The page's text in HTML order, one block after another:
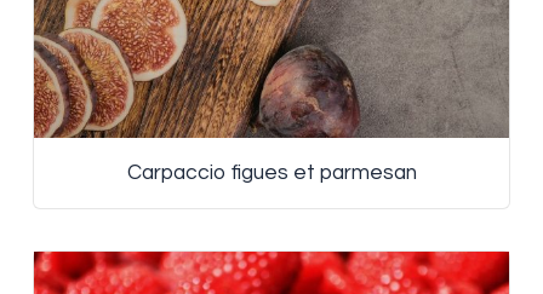
Carpaccio figues et parmesan